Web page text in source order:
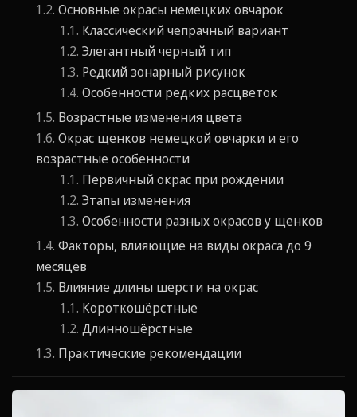
Основные окрасы немецких овчарок
Классический чепрачный вариант
Элегантный черный тип
Редкий зонарный рисунок
Особенности редких расцветок
Возрастные изменения цвета
Окрас щенков немецкой овчарки и его
возрастные особенности
Первичный окрас при рождении
Этапы изменения
Особенности разных окрасов у щенков
Факторы, влияющие на виды окраса до 9
месяцев
Влияние длины шерсти на окрас
Короткошёрстные
Длинношёрстные
Практические рекомендации